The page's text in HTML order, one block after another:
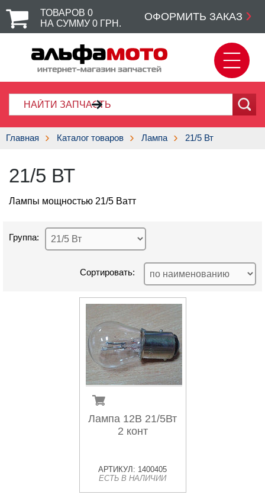
ТОВАРОВ 0
НА СУММУ 0 ГРН.
ОФОРМИТЬ ЗАКАЗ
Главная Каталог товаров Лампа 21/5 Вт
21/5 ВТ
Лампы мощностью 21/5 Ватт
Группа:
Сортировать:
Лампа 12В 21/5Вт
2 конт
АРТИКУЛ: 1400405
ЕСТЬ В НАЛИЧИИ